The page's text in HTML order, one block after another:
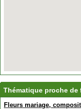
Thématique proche de
Fleurs mariage,